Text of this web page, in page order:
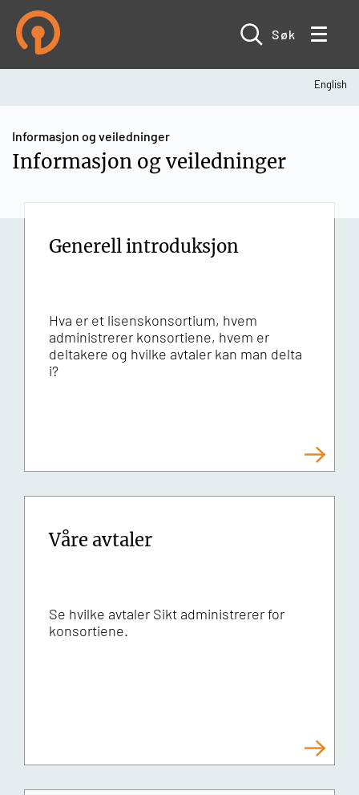
hovedinnhold
Søk
English
Navigasjonssti
Informasjon og veiledninger
Informasjon og veiledninger
Generell introduksjon
Hva er et lisenskonsortium, hvem
administrerer konsortiene, hvem er
deltakere og hvilke avtaler kan man delta
i?
Våre avtaler
Se hvilke avtaler Sikt administrerer for
konsortiene.